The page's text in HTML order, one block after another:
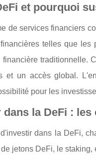
et pourquoi
de services financiers
telles que
traditionnelle.
et un accès global.
pour les
la DeFi :
d'investir dans la DeFi,
jetons DeFi, le